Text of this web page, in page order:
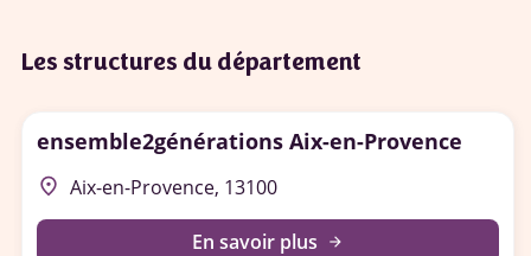
Les structures du département
ensemble2générations Aix-en-Provence
place Aix-en-Provence, 13100
En savoir plus arrow_forward